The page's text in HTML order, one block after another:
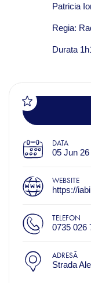
Patricia
Regia:
Durata
DATA
05 Jun 26
WEBSITE
https://
TELEFON
0735 026
ADRESĂ
Strada